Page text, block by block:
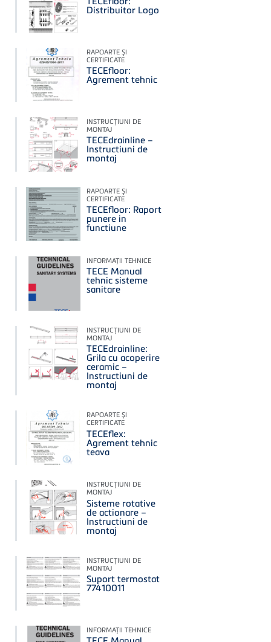
Distribuitor Logo
RAPOARTE ŞI
CERTIFICATE
TECEfloor:
Agrement tehnic
INSTRUCŢIUNI DE
MONTAJ
TECEdrainline –
Instructiuni de
montaj
RAPOARTE ŞI
CERTIFICATE
TECEfloor: Raport
punere in
functiune
INFORMAŢII TEHNICE
TECE Manual
tehnic sisteme
sanitare
INSTRUCŢIUNI DE
MONTAJ
TECEdrainline:
Grila cu acoperire
ceramic –
Instructiuni de
montaj
RAPOARTE ŞI
CERTIFICATE
TECEflex:
Agrement tehnic
teava
INSTRUCŢIUNI DE
MONTAJ
Sisteme rotative
de actionare –
Instructiuni de
montaj
INSTRUCŢIUNI DE
MONTAJ
Suport termostat
77410011
INFORMAŢII TEHNICE